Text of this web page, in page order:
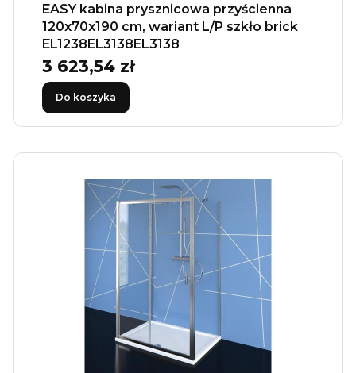
EASY kabina prysznicowa przyścienna
120x70x190 cm, wariant L/P szkło brick
EL1238EL3138EL3138
Cena
3 623,54 zł
Do koszyka